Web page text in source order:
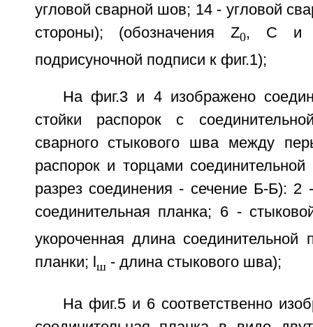
угловой сварной шов; 14 - угловой
стороны); (обозначения Z0, С и
подрисуночной подписи к фиг.1);
На фиг.3 и 4 изображено
стойки распорок с
сварного стыкового шва между
распорок и торцами
разрез соединения - сечение Б-Б): 2
соединительная планка; 6 -
укороченная длина
планки; l ш- длина стыкового шва);
На фиг.5 и 6 соответственно